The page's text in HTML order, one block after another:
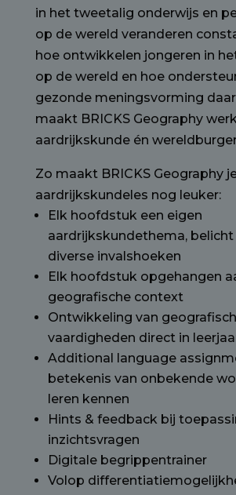
in het tweetalig onderwijs en
op de wereld veranderen
hoe ontwikkelen jongeren in
op de wereld en hoe
gezonde meningsvorming
maakt BRICKS Geography
aardrijkskunde én
Zo maakt BRICKS Geography
aardrijkskundeles nog leuker:
Elk hoofdstuk een eigen
aardrijkskundethema,
diverse invalshoeken
Elk hoofdstuk opgehangen
geografische context
Ontwikkeling van
vaardigheden direct in
Additional language
betekenis van onbekende
leren kennen
Hints & feedback bij
inzichtsvragen
Digitale begrippentrainer
Volop